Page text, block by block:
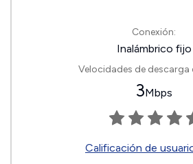
Conexión:
Inalámbrico fijo
Velocidades de descarga
3Mbps
Calificación de